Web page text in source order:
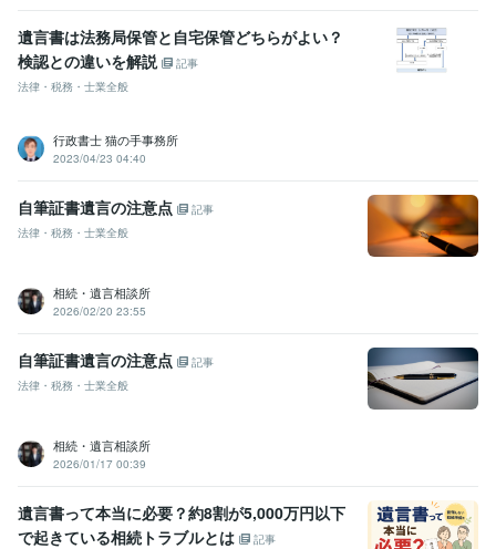
遺言書は法務局保管と自宅保管どちらがよい？
検認との違いを解説
記事
法律・税務・士業全般
行政書士 猫の手事務所
2023/04/23 04:40
自筆証書遺言の注意点
記事
法律・税務・士業全般
相続・遺言相談所
2026/02/20 23:55
自筆証書遺言の注意点
記事
法律・税務・士業全般
相続・遺言相談所
2026/01/17 00:39
遺言書って本当に必要？約8割が5,000万円以下
で起きている相続トラブルとは
記事